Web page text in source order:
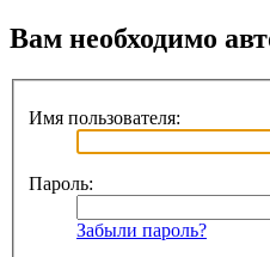
Вам необходимо
Имя пользователя:
Пароль:
Забыли пароль?